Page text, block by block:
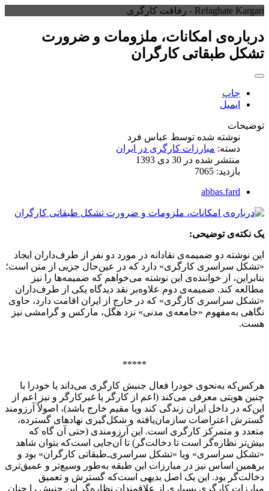
Refaghate Kargari - رفاقت کارگری
درباره‌ی امکانات، ملزومات و ضرورت
تشکل طبقاتی کارگران
چاپ
ایمیل
توضیحات
نوشته شده توسط عباس فرد
دسته: مبارزات کارگری در ایران
منتشر شده در 30 دی 1393
بازدید: 7065
abbas.fard
یک نکته‌ی توضیحی:
این نوشته دو ضمیمه‌ی نقادانه در مورد دو نفر از طرف‌داران ایجاد
«تشکل سراسری کارگری» دارد که در عین‌‌حال جزیی از متن است؛
بنابراین، از خواننده‌ی این نوشته می‌خواهم که ضمیمه‌ها را نیز
مطالعه کند. ضمیمه‌ی دوم علاوه‌بر نقد دیدگاه یکی از طرف‌داران
«تشکل سراسری کارگری» که در خارج از ایران اقامت دارد، حاوی
نگاهی به‌مفهوم «جامعه‌ی مدنی» نزد هگل، مارکس و گرامشی نیز
هست.
*****
هرکس‌که به‌نحوی خودرا فعال جنبش کارگری می‌داند یا خودرا با
چنین هویتی معرفی می‌‌کند (اعم از کارگر یا غیرکارگر و نیز اعم از
این‌که در داخل ایران زندگی کند ویا مقیم خارج باشد)، اصولاً آرزومند
گسترش اعتراضات سازمان‌یافته و شکل‌گیری نهادهای گسترده،
متعدد و متمرکز کارگری است‌. این آرزومندی (حتی ‌آن گاه که
بیش‌تر نظاره‌گر است تا دخالت‌گر) تا آن‌‌جایی است‌که بتوان شاهد
«تشکل سراسری» ویا «تشکل سراسری‌ـ‌طبقاتی کارگران» بود و
برهمین اساس نیز در مبارزات این طبقه به‌طور وسیع‌تر‌‌ و عمیق‌‌تری‌‌
دخالت‌گر بود. این یک اصل بدیهی است‌که گسترش و تعمیق
مبارزات کارگری بسیاری از علاقمندانِ نظاره‌گر این جنبش را چنان